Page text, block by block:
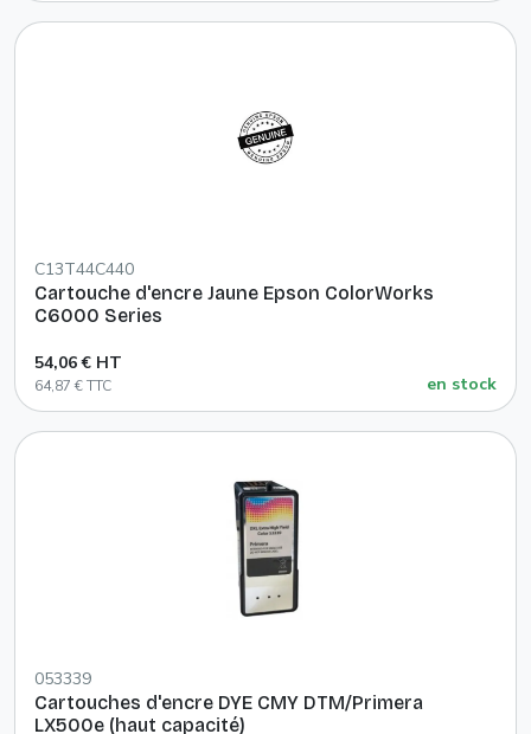
C13T44C440
Cartouche d'encre Jaune Epson ColorWorks
C6000 Series
54,06 € HT
64,87 € TTC en stock
053339
Cartouches d'encre DYE CMY DTM/Primera
LX500e (haut capacité)